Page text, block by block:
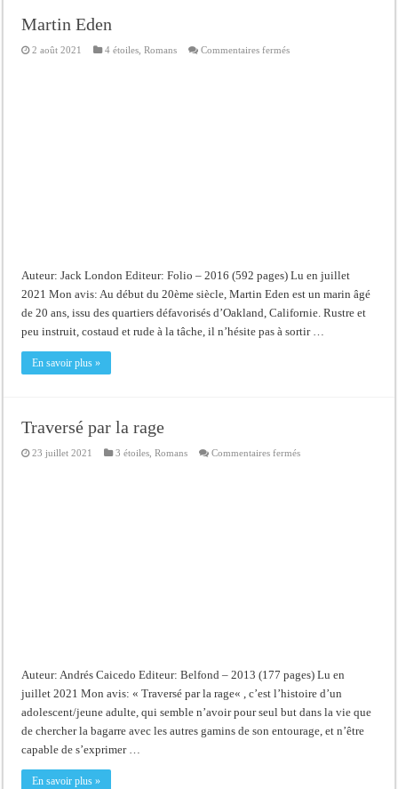
Martin Eden
2 août 2021 4 étoiles ,Romans Commentaires ferméssur
Auteur: Jack London Editeur: Folio – 2016 (592 pages) Lu en juillet
2021 Mon avis: Au début du 20ème siècle, Martin Eden est un marin âgé
de 20 ans, issu des quartiers défavorisés d’Oakland, Californie. Rustre et
peu instruit, costaud et rude à la tâche, il n’hésite pas à sortir …
En savoir plus »
Traversé par la rage
23 juillet 2021 3 étoiles ,Romans Commentaires ferméssur
Auteur: Andrés Caicedo Editeur: Belfond – 2013 (177 pages) Lu en
juillet 2021 Mon avis: « Traversé par la rage« , c’est l’histoire d’un
adolescent/jeune adulte, qui semble n’avoir pour seul but dans la vie que
de chercher la bagarre avec les autres gamins de son entourage, et n’être
capable de s’exprimer …
En savoir plus »